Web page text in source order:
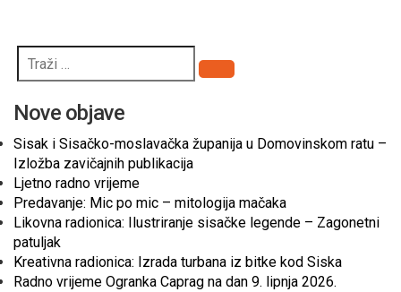
Pretraži
Nove objave
Sisak i Sisačko-moslavačka županija u Domovinskom ratu –
Izložba zavičajnih publikacija
Ljetno radno vrijeme
Predavanje: Mic po mic – mitologija mačaka
Likovna radionica: Ilustriranje sisačke legende – Zagonetni
patuljak
Kreativna radionica: Izrada turbana iz bitke kod Siska
Radno vrijeme Ogranka Caprag na dan 9. lipnja 2026.